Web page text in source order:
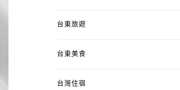
台東旅遊
台東美食
台灣住宿